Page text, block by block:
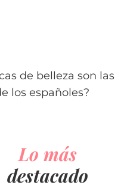
de belleza son las
los españoles?
Lo más
destacado